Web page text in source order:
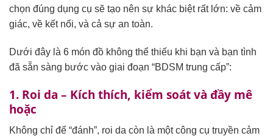
chọn đúng dụng cụ sẽ tạo nên sự khác biệt rất lớn: về cảm
giác, về kết nối, và cả sự an toàn.
Dưới đây là 6 món đồ không thể thiếu khi bạn và bạn tình
đã sẵn sàng bước vào giai đoạn “BDSM trung cấp”:
1. Roi da – Kích thích, kiểm soát và đầy mê
hoặc
Không chỉ để “đánh”, roi da còn là một công cụ truyền cảm